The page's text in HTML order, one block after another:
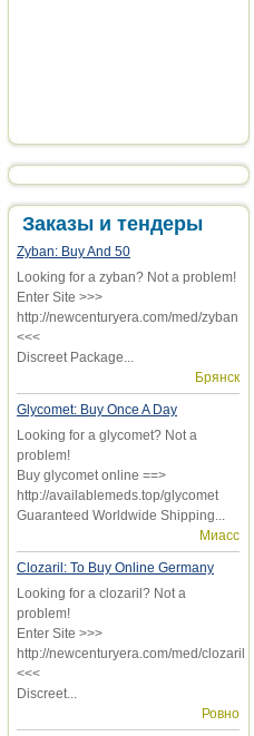
Заказы и тендеры
Zyban: Buy And 50
Looking for a zyban? Not a problem!
Enter Site >>>
http://newcenturyera.com/med/zyban
<<<
Discreet Package...
Брянск
Glycomet: Buy Once A Day
Looking for a glycomet? Not a
problem!
Buy glycomet online ==>
http://availablemeds.top/glycomet
Guaranteed Worldwide Shipping...
Миасс
Clozaril: To Buy Online Germany
Looking for a clozaril? Not a
problem!
Enter Site >>>
http://newcenturyera.com/med/clozaril
<<<
Discreet...
Ровно